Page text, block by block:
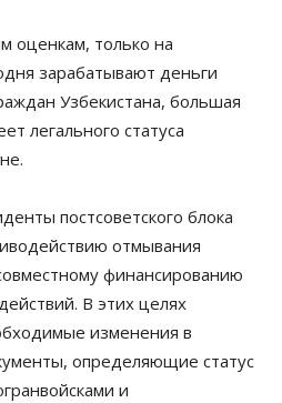
оценкам, только на
зарабатывают деньги
Узбекистана, большая
легального статуса
постсоветского блока
отмывания
финансированию
В этих целях
изменения в
определяющие статус
и